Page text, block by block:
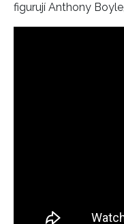
figurují Anthony